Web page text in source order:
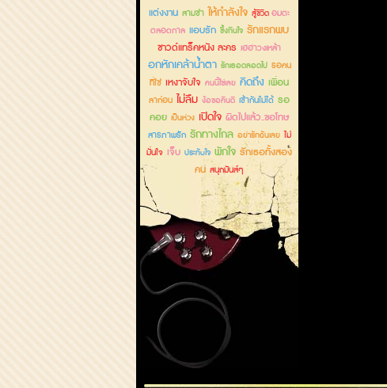
แต่งงาน สามช่า ให้กำลังใจ สู้ชีวิตอมตะ
ตลอดกาล แอบรัก ซึ้งกินใจ รักแรกพบ
ซาวด์แทร็คหนัง ละคร เฮฮาวงเหล้า
อกหักเคล้าน้ำตา รักเธอตลอดไป รอคน
ที่ใช่ เหงาจับใจ คนนี้ใช่เลย คิดถึง เพื่อน
ลาก่อน ไม่ลืม ง้อขอคืนดี เข้ากันไม่ได้ รอ
คอย เป็นห่วง เปิดใจ ผิดไปแล้ว..ขอโทษ
สารภาพรัก รักทางไกล อย่ารักฉันเลย ไม่
มั่นใจ เจ็บ ประทับใจ พักใจ รักเธอทั้งสอง
คน สนุกมันส์ๆ